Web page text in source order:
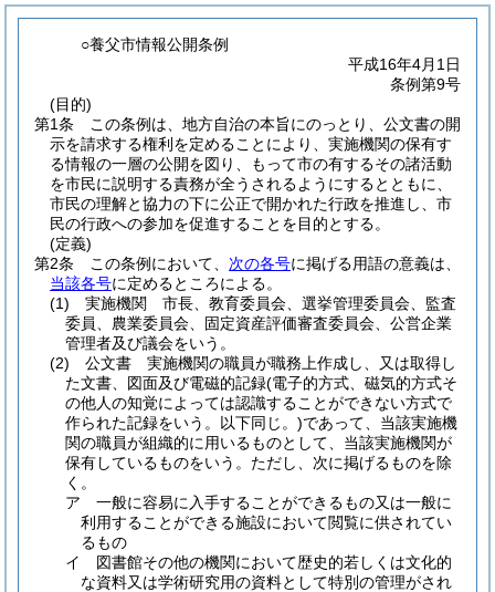
○養父市情報公開条例
平成16年4月1日
条例第9号
(目的)
第1条
この条例は、地方自治の本旨にのっとり、公文書の開
示を請求する権利を定めることにより、実施機関の保有す
る情報の一層の公開を図り、もって市の有するその諸活動
を市民に説明する責務が全うされるようにするとともに、
市民の理解と協力の下に公正で開かれた行政を推進し、市
民の行政への参加を促進することを目的とする。
(定義)
第2条
この条例において、 次の各号に掲げる用語の意義は、
当該各号に定めるところによる。
(1)
実施機関 市長、教育委員会、選挙管理委員会、監査
委員、農業委員会、固定資産評価審査委員会、公営企業
管理者及び議会をいう。
(2)
公文書 実施機関の職員が職務上作成し、又は取得し
た文書、図面及び電磁的記録(電子的方式、磁気的方式そ
の他人の知覚によっては認識することができない方式で
作られた記録をいう。以下同じ。)であって、当該実施機
関の職員が組織的に用いるものとして、当該実施機関が
保有しているものをいう。 ただし、次に掲げるものを除
く。
ア
一般に容易に入手することができるもの又は一般に
利用することができる施設において閲覧に供されてい
るもの
イ
図書館その他の機関において歴史的若しくは文化的
な資料又は学術研究用の資料として特別の管理がされ